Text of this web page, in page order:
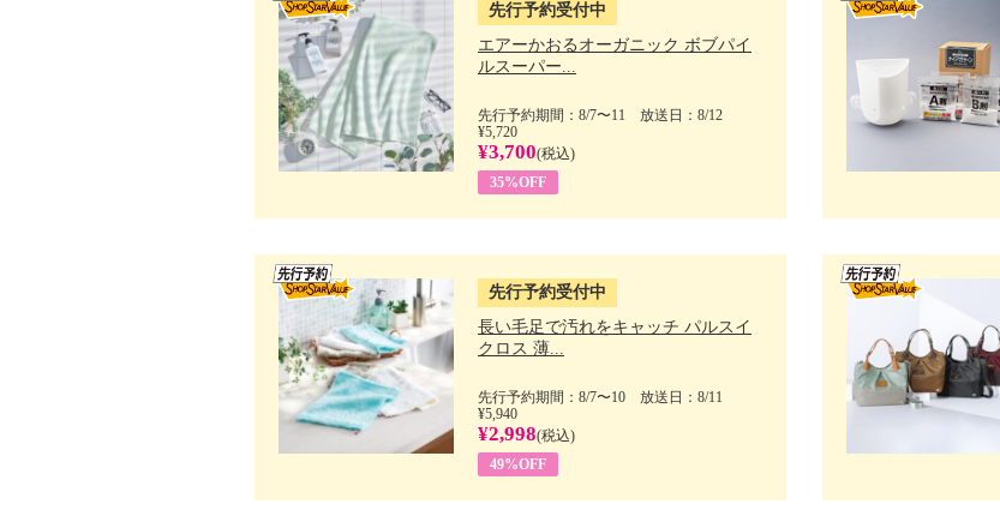
先行予約受付中
エアーかおるオーガニック ボブパイ
ルスーパー...
先行予約期間：8/7〜11 放送日：8/12
¥5,720
¥3,700(税込)
35%OFF
先行予約受付中
長い毛足で汚れをキャッチ パルスイ
クロス 薄...
先行予約期間：8/7〜10 放送日：8/11
¥5,940
¥2,998(税込)
49%OFF